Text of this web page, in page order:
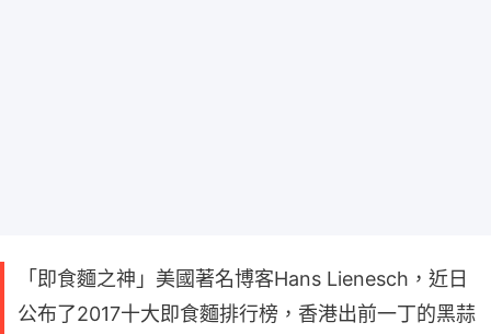
「即食麵之神」美國著名博客Hans Lienesch，近日
公布了2017十大即食麵排行榜，香港出前一丁的黑蒜